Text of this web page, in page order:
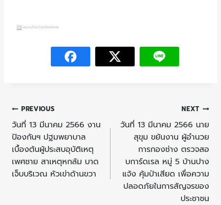
PREVIOUS
วันที่ 13 มีนาคม 2566 งาน
ป้องกันฯ ปฐมพยาบาล
เบื้องต้นผู้ประสบอุบัติเหตุ
เพศชาย สาเหตุหกล้ม บาด
เจ็บบริเวณ หัวเข่าด้านขวา
NEXT
วันที่ 13 มีนาคม 2566 นาย
สุขุม ขยันงาน ผู้อำนวย
การกองช่าง ตรวจสอ
บการ์ดเรล หมู่ 5 บ้านปาง
แจ้ง คุ้มป่าเสียด เพื่อความ
ปลอดภัยในการสัญจรของ
ประชาชน